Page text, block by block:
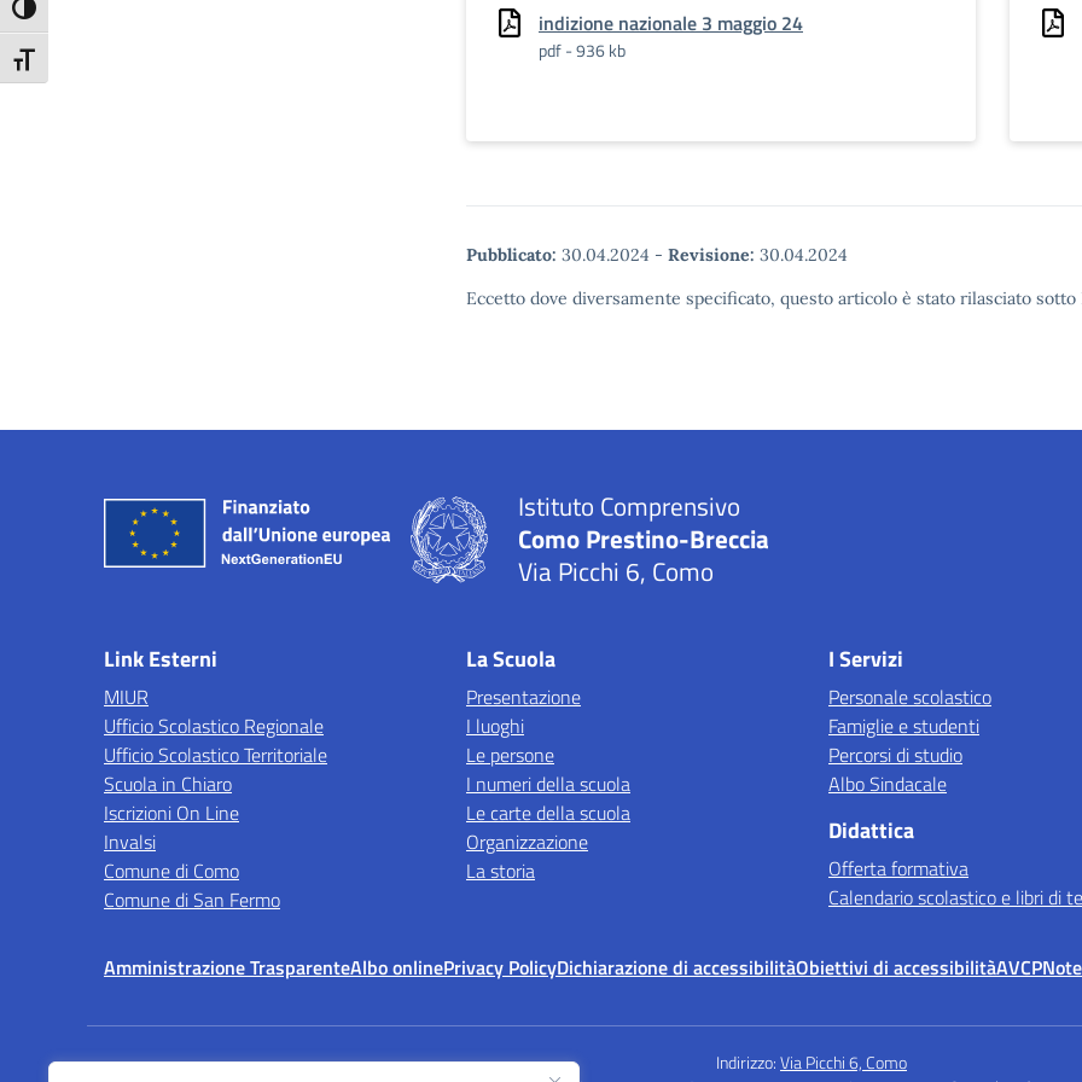
Attiva/disattiva alto contrasto
Attiva/disattiva dimensione testo
indizione nazionale 3 maggio 24
pdf - 936 kb
Pubblicato: 30.04.2024 - Revisione: 30.04.2024
Eccetto dove diversamente specificato, questo articolo è stato rilasciato
Istituto Comprensivo
Como Prestino-Breccia
Via Picchi 6, Como
Link Esterni
MIUR
Ufficio Scolastico Regionale
Ufficio Scolastico Territoriale
Scuola in Chiaro
Iscrizioni On Line
Invalsi
Comune di Como
Comune di San Fermo
La Scuola
Presentazione
I luoghi
Le persone
I numeri della scuola
Le carte della scuola
Organizzazione
La storia
I Servizi
Personale scolastico
Famiglie e studenti
Percorsi di studio
Albo Sindacale
Didattica
Offerta formativa
Calendario scolastico e libri di
Amministrazione TrasparenteAlbo onlinePrivacy PolicyDichiarazione di accessibilitàObiettivi di accessibilitàAVCP
Indirizzo:Via Picchi 6, Como